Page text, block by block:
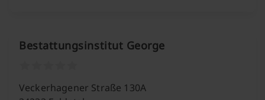
Bestattungsinstitut George
Veckerhagener Straße 130A